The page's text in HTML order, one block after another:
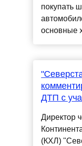
покупать
основные
ДТП с
Директор
(КХЛ)